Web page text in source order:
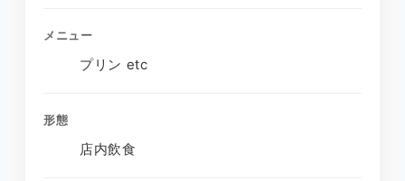
メニュー
プリン etc
形態
店内飲食